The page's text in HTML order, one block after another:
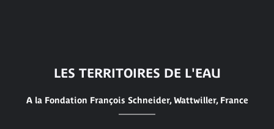
LES TERRITOIRES DE L'EAU
A la Fondation François Schneider, Wattwiller, France